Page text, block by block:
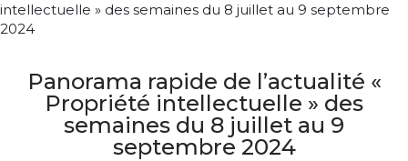
intellectuelle » des semaines du 8 juillet au 9 septembre
2024
Panorama rapide de l’actualité «
Propriété intellectuelle » des
semaines du 8 juillet au 9
septembre 2024